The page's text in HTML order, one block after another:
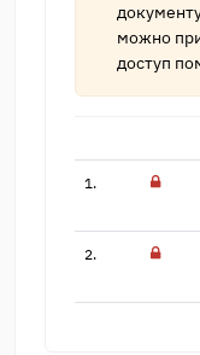
можно
доступ
1.
2.